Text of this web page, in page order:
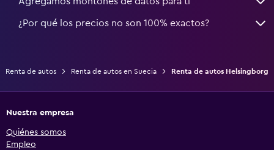
¿Por qué los precios no son 100% exactos?
Renta de autos Renta de autos en Suecia Renta de autos Helsingborg
Nuestra empresa
Quiénes somos
Empleo